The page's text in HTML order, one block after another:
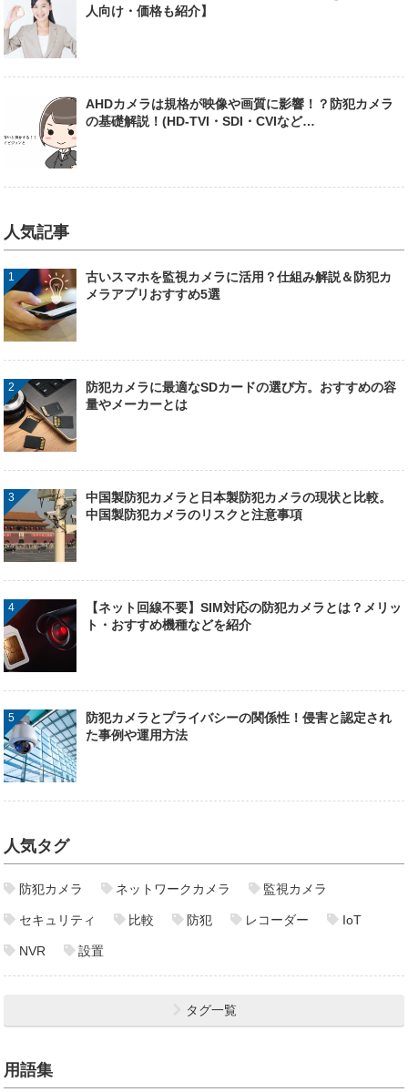
人向け・価格も紹介】
AHDカメラは規格が映像や画質に影響！？防犯カメラ
の基礎解説！(HD-TVI・SDI・CVIなど…
人気記事
古いスマホを監視カメラに活用？仕組み解説＆防犯カ
メラアプリおすすめ5選
防犯カメラに最適なSDカードの選び方。おすすめの容
量やメーカーとは
中国製防犯カメラと日本製防犯カメラの現状と比較。
中国製防犯カメラのリスクと注意事項
【ネット回線不要】SIM対応の防犯カメラとは？メリッ
ト・おすすめ機種などを紹介
防犯カメラとプライバシーの関係性！侵害と認定され
た事例や運用方法
人気タグ
防犯カメラ ネットワークカメラ 監視カメラ
セキュリティ 比較 防犯 レコーダー IoT
NVR 設置
タグ一覧
用語集